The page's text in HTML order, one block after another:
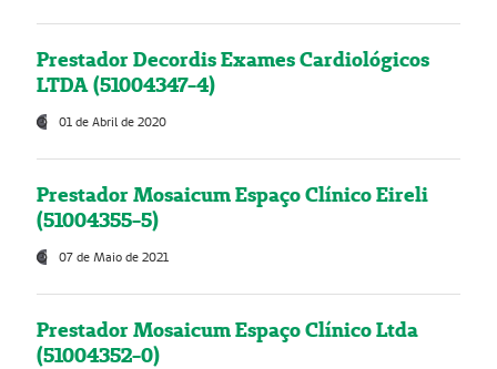
Prestador Decordis Exames Cardiológicos
LTDA (51004347-4)
01 de Abril de 2020
Prestador Mosaicum Espaço Clínico Eireli
(51004355-5)
07 de Maio de 2021
Prestador Mosaicum Espaço Clínico Ltda
(51004352-0)